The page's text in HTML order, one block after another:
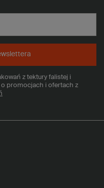
z tektury falistej i
promocjach i ofertach z